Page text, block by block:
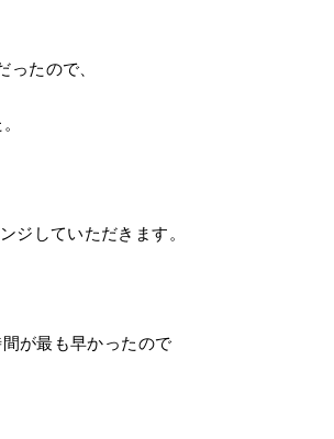
たので、
ジしていただきます。
が最も早かったので